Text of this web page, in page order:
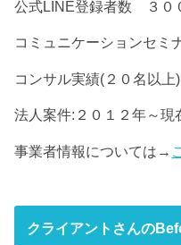
公式LINE登録者数 ３０
コミュニケーションセミ
コンサル実績(２０名以上)
法人案件:２０１２年～現
事業者情報については→
クライアントさんの